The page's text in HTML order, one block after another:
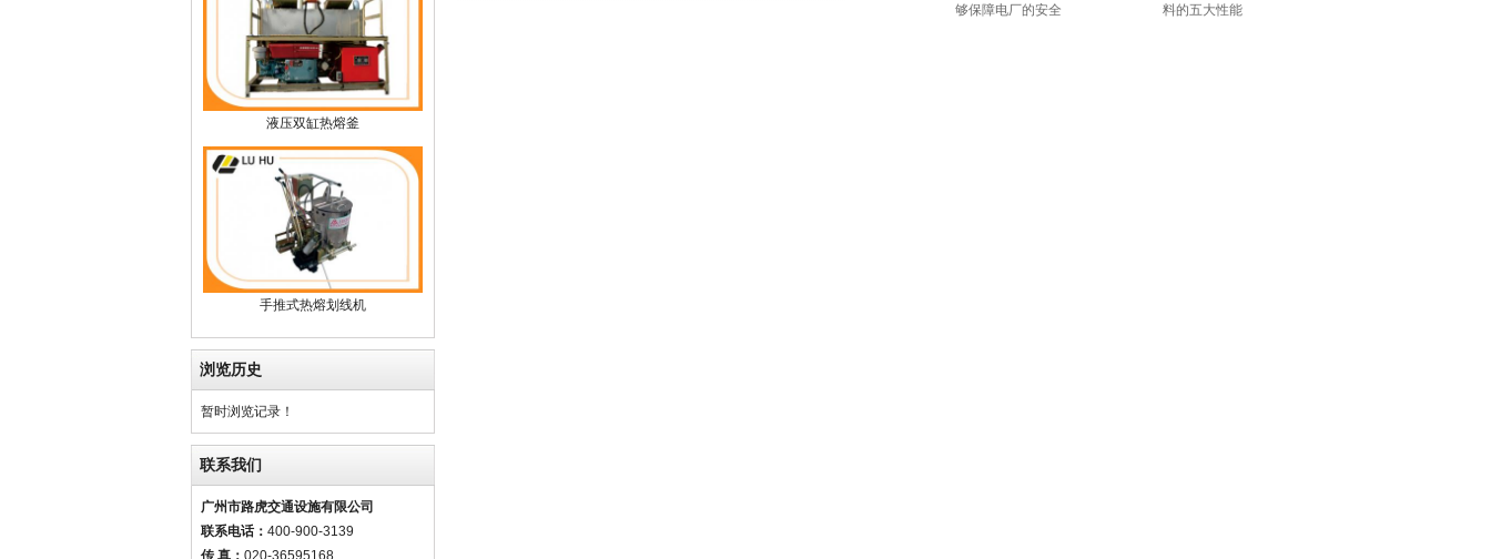
液压双缸热熔釜
手推式热熔划线机
浏览历史
暂时浏览记录！
联系我们
广州市路虎交通设施有限公司
联系电话： 400-900-3139
传 真： 020-36595168
够保障电厂的安全
料的五大性能